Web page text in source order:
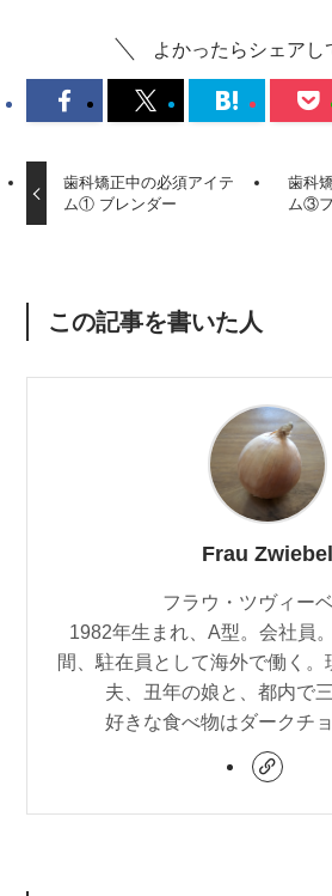
よかったらシェアし
歯科矯正中の必須アイテ
ム① ブレンダー
歯科
ム③
この記事を書いた人
Frau Zwiebel
フラウ・ツヴィーベ
1982年生まれ、A型。会社員
間、駐在員として海外で働く
夫、丑年の娘と、都内で
好きな食べ物はダークチ